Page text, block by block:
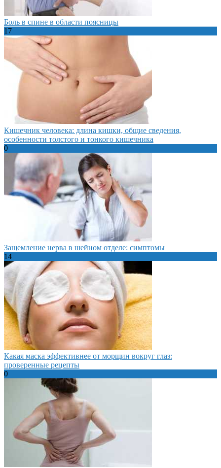
Боль в спине в области поясницы
17
Кишечник человека: длина кишки, общие сведения,
особенности толстого и тонкого кишечника
0
Защемление нерва в шейном отделе: симптомы
14
Какая маска эффективнее от морщин вокруг глаз:
проверенные рецепты
0